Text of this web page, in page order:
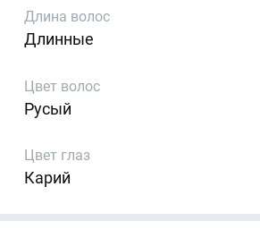
Длина волос
Длинные
Цвет волос
Русый
Цвет глаз
Карий